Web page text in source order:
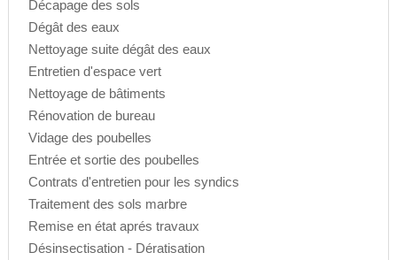
Décapage des sols
Dégât des eaux
Nettoyage suite dégât des eaux
Entretien d'espace vert
Nettoyage de bâtiments
Rénovation de bureau
Vidage des poubelles
Entrée et sortie des poubelles
Contrats d'entretien pour les syndics
Traitement des sols marbre
Remise en état aprés travaux
Désinsectisation - Dératisation